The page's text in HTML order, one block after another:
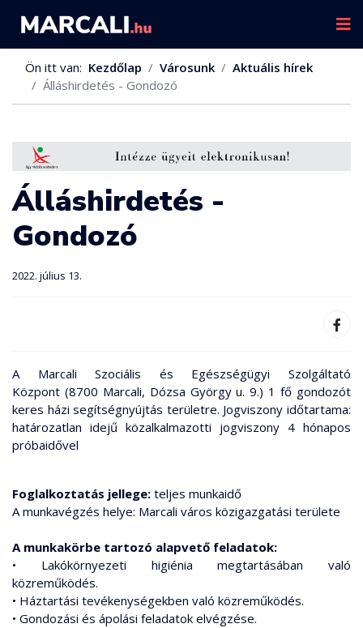
Ön itt van: Kezdőlap Városunk
Aktuális hírek
Álláshirdetés - Gondozó
Álláshirdetés -
Gondozó
2022. július 13.
A Marcali Szociális és Egészségügyi Szolgáltató
Központ (8700 Marcali, Dózsa György u. 9.) 1 fő gondozót
keres házi segítségnyújtás területre. Jogviszony időtartama:
határozatlan idejű közalkalmazotti jogviszony 4 hónapos
próbaidővel
Foglalkoztatás jellege: teljes munkaidő
A munkavégzés helye: Marcali város közigazgatási területe
A munkakörbe tartozó alapvető feladatok:
• Lakókörnyezeti higiénia megtartásában való
közreműködés.
• Háztartási tevékenységekben való közreműködés.
• Gondozási és ápolási feladatok elvégzése.